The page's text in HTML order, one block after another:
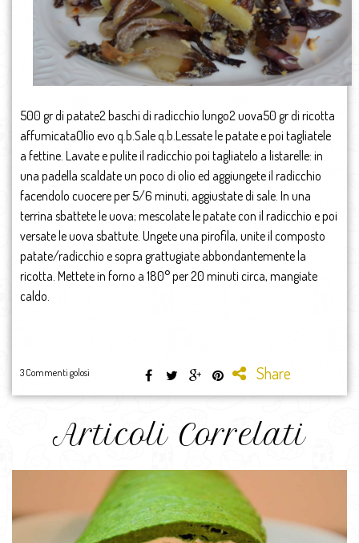
500 gr di patate2 baschi di radicchio lungo2 uova50 gr di ricotta
affumicataOlio evo q.b.Sale q.b.Lessate le patate e poi tagliatele
a fettine. Lavate e pulite il radicchio poi tagliatelo a listarelle: in
una padella scaldate un poco di olio ed aggiungete il radicchio
facendolo cuocere per 5/6 minuti, aggiustate di sale. In una
terrina sbattete le uova; mescolate le patate con il radicchio e poi
versate le uova sbattute. Ungete una pirofila, unite il composto
patate/radicchio e sopra grattugiate abbondantemente la
ricotta. Mettete in forno a 180° per 20 minuti circa, mangiate
caldo.
3 Commenti golosi Share
Articoli Correlati